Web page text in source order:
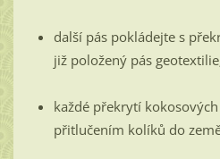
další pás pokládejte s
již položený pás
každé překrytí
přitlučením kolíků do